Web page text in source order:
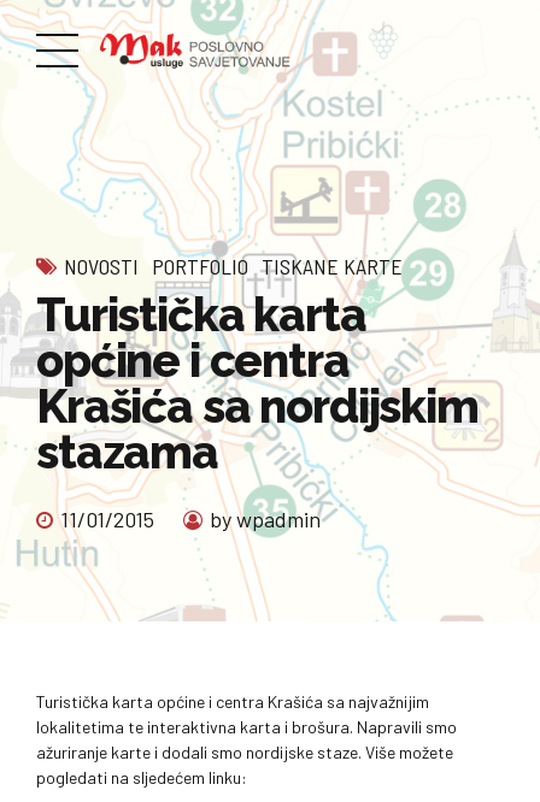
NOVOSTI PORTFOLIO TISKANE KARTE
Turistička karta
općine i centra
Krašića sa nordijskim
stazama
11/01/2015 by wpadmin
Turistička karta općine i centra Krašića sa najvažnijim
lokalitetima te interaktivna karta i brošura. Napravili smo
ažuriranje karte i dodali smo nordijske staze. Više možete
pogledati na sljedećem linku: